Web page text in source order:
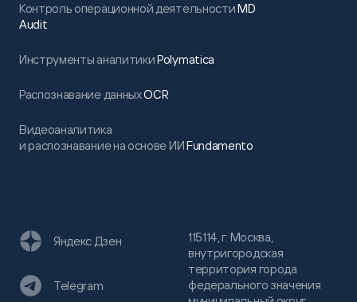
Контроль операционной деятельностиMD
Audit
Инструменты аналитикиPolymatica
Распознавание данныхOCR
Видеоаналитика
и распознавание на основе ИИFundamento
115114, г. Москва,
внутригородская
территория города
федерального значения
Яндекс Дзен
Telegram